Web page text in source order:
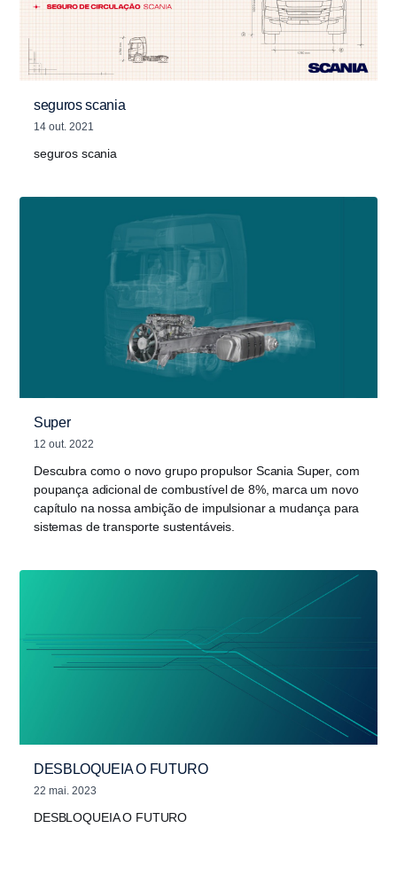
seguros scania
14 out. 2021
seguros scania
Super
12 out. 2022
Descubra como o novo grupo propulsor Scania Super, com
poupança adicional de combustível de 8%, marca um novo
capítulo na nossa ambição de impulsionar a mudança para
sistemas de transporte sustentáveis.
DESBLOQUEIA O FUTURO
22 mai. 2023
DESBLOQUEIA O FUTURO